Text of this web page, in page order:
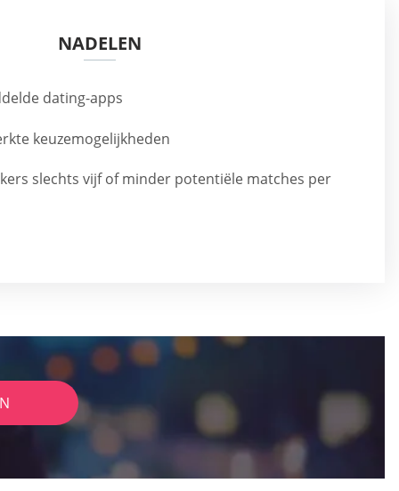
NADELEN
dating-apps
keuzemogelijkheden
slechts vijf of minder potentiële matches per